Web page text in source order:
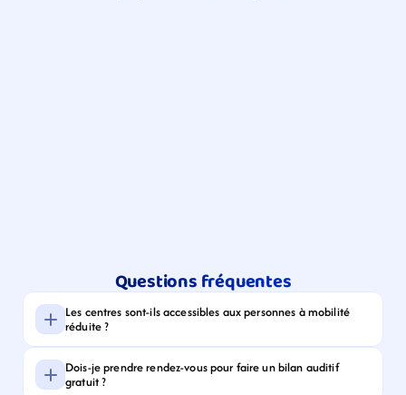
Questions fréquentes
Les centres sont-ils accessibles aux personnes à mobilité
réduite ?
Dois-je prendre rendez-vous pour faire un bilan auditif
gratuit ?